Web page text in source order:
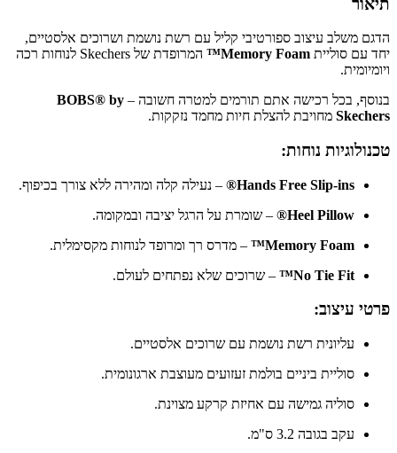
הדגם משלב עיצוב ספורטיבי קליל עם רשת נושמת ושרוכים אלסטיים,
יחד עם סוליית Memory Foam™
המרופדת של Skechers לנוחות רכה
ויומיומית.
בנוסף, בכל רכישה אתם תורמים למטרה חשובה – BOBS® by
Skechers מחויבת להצלת חיות מחמד נזקקות.
טכנולוגיות נוחות:
Hands Free Slip-ins®
– נעילה קלה ומהירה ללא צורך בכיפוף.
Heel Pillow®
– שומרת על הרגל יציבה ובמקומה.
Memory Foam™
– מדרס רך ומרופד לנוחות מקסימלית.
No Tie Fit™
– שרוכים שלא נפתחים לעולם.
פרטי עיצוב:
עליונית רשת נושמת עם שרוכים אלסטיים.
סוליית ביניים בולמת זעזועים מעוצבת ארגונומית.
סוליה גמישה עם אחיזת קרקע מצוינת.
עקב בגובה 3.2 ס"מ.